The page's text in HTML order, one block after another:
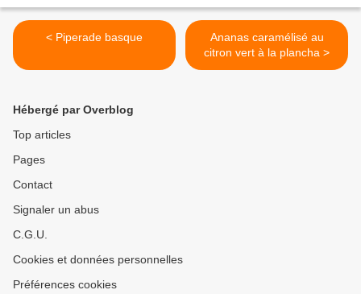
< Piperade basque
Ananas caramélisé au
citron vert à la plancha >
Hébergé par Overblog
Top articles
Pages
Contact
Signaler un abus
C.G.U.
Cookies et données personnelles
Préférences cookies